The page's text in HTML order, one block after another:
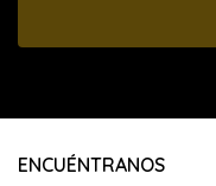
ENCUÉNTRANOS